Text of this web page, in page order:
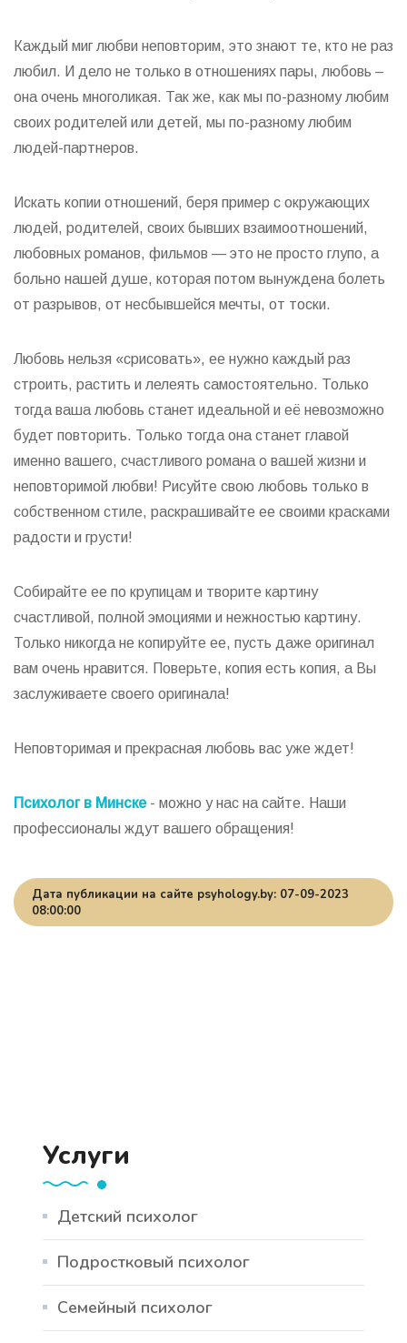
Каждый миг любви неповторим, это знают те, кто не раз
любил. И дело не только в отношениях пары, любовь –
она очень многоликая. Так же, как мы по-разному любим
своих родителей или детей, мы по-разному любим
людей-партнеров.
Искать копии отношений, беря пример с окружающих
людей, родителей, своих бывших взаимоотношений,
любовных романов, фильмов — это не просто глупо, а
больно нашей душе, которая потом вынуждена болеть
от разрывов, от несбывшейся мечты, от тоски.
Любовь нельзя «срисовать», ее нужно каждый раз
строить, растить и лелеять самостоятельно. Только
тогда ваша любовь станет идеальной и её невозможно
будет повторить. Только тогда она станет главой
именно вашего, счастливого романа о вашей жизни и
неповторимой любви! Рисуйте свою любовь только в
собственном стиле, раскрашивайте ее своими красками
радости и грусти!
Собирайте ее по крупицам и творите картину
счастливой, полной эмоциями и нежностью картину.
Только никогда не копируйте ее, пусть даже оригинал
вам очень нравится. Поверьте, копия есть копия, а Вы
заслуживаете своего оригинала!
Неповторимая и прекрасная любовь вас уже ждет!
Психолог в Минске- можно у нас на сайте. Наши
профессионалы ждут вашего обращения!
Дата публикации на сайте psyhology.by: 07-09-2023
08:00:00
Услуги
Детский психолог
Подростковый психолог
Семейный психолог